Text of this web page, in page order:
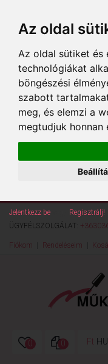
Az oldal
Az oldal sütiket és
technológiákat
böngészési
szabott
meg, és elemzi a
megtudjuk
Jelentkezz be
Regisztrálj!
ÜGYFÉLSZOLGÁLAT:
Fiókom Rendeléseim
0 0 Ft